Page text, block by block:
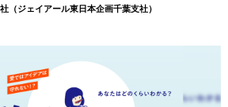
（ジェイアール東日本企画千葉支社）